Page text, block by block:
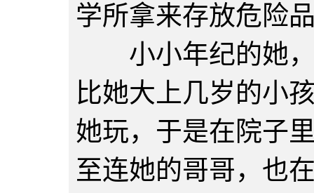
学所拿来存放危险
小小年纪的她，
比她大上几岁的小
她玩，于是在院子
至连她的哥哥，也